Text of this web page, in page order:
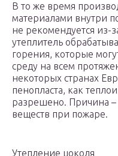
В то же время
материалами внутри
не рекомендуется из-
утеплитель
горения, которые
среду на всем
некоторых странах
пенопласта, как
разрешено. Причина
веществ при пожаре.
Утепление цоколя